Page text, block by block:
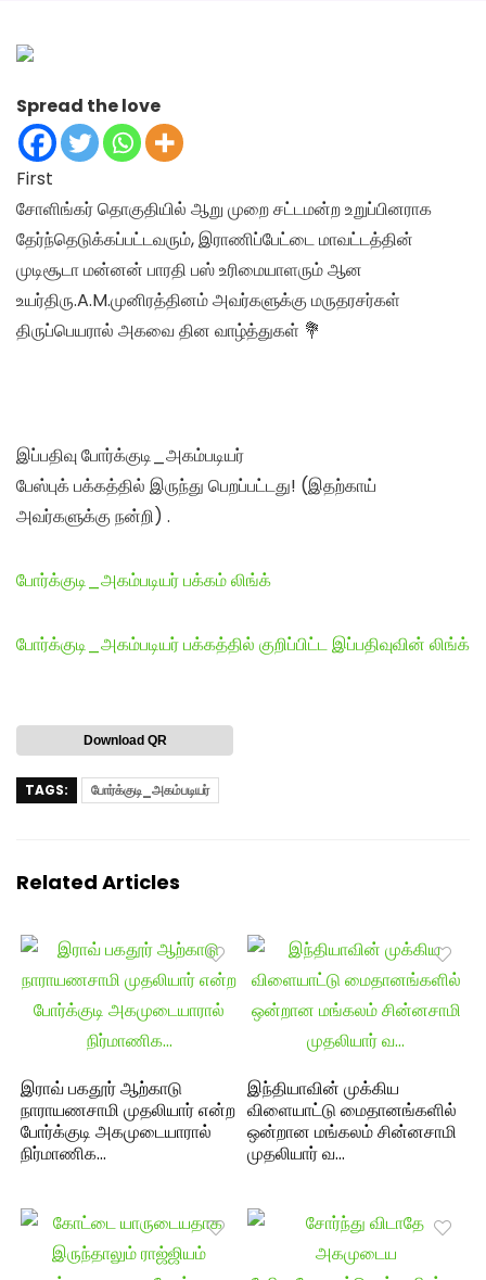
Spread the love
First
சோளிங்கர் தொகுதியில் ஆறு முறை சட்டமன்ற உறுப்பினராக
தேர்ந்தெடுக்கப்பட்டவரும், இராணிப்பேட்டை மாவட்டத்தின்
முடிசூடா மன்னன் பாரதி பஸ் உரிமையாளரும் ஆன
உயர்திரு.A.M.முனிரத்தினம் அவர்களுக்கு மருதரசர்கள்
திருப்பெயரால் அகவை தின வாழ்த்துகள் 💐
இப்பதிவு போர்க்குடி_அகம்படியர்
பேஸ்புக் பக்கத்தில் இருந்து பெறப்பட்டது! (இதற்காய்
அவர்களுக்கு நன்றி) .
போர்க்குடி_அகம்படியர் பக்கம் லிங்க்
போர்க்குடி_அகம்படியர் பக்கத்தில் குறிப்பிட்ட இப்பதிவுவின் லிங்க்
Download QR
TAGS: போர்க்குடி_அகம்படியர்
Related Articles
இராவ் பகதூர் ஆற்காடு
நாராயணசாமி முதலியார் என்ற
போர்க்குடி அகமுடையாரால்
நிர்மாணிக…
இந்தியாவின் முக்கிய
விளையாட்டு மைதானங்களில்
ஒன்றான மங்கலம் சின்னசாமி
முதலியார் வ…